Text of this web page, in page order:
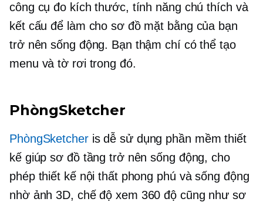
công cụ đo kích thước, tính năng chú thích và
kết cấu để làm cho sơ đồ mặt bằng của bạn
trở nên sống động. Bạn thậm chí có thể tạo
menu và tờ rơi trong đó.
PhòngSketcher
PhòngSketcherisdễ sử dụng phần mềm thiết
kế giúp sơ đồ tầng trở nên sống động, cho
phép thiết kế nội thất phong phú và sống động
nhờ ảnh 3D, chế độ xem 360 độ cũng như sơ